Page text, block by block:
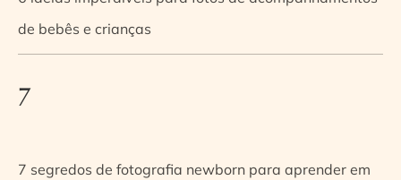
de bebês e crianças
7
7 segredos de fotografia newborn para aprender em